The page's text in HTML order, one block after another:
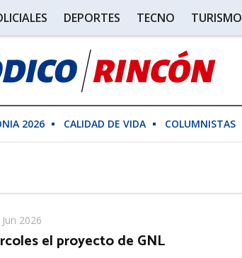
DEPORTES TECNO TURISMO
2026 CALIDAD DE VIDA COLUMNISTAS
2026
el proyecto de GNL